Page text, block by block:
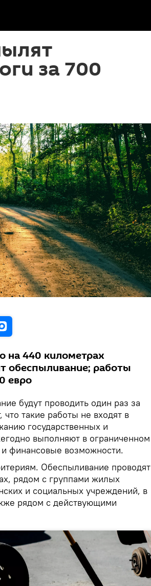
за 700
на 440 километрах
обеспыливание; работы
евро
будут проводить один раз за
такие работы не входят в
государственных и
выполняют в ограниченном
финансовые возможности.
Обеспыливание проводят
рядом с группами жилых
и социальных учреждений, в
рядом с действующими